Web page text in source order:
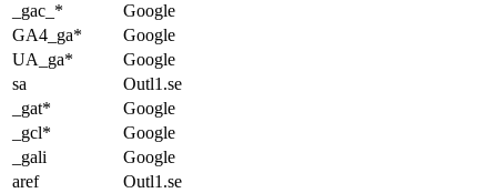
_gac_*
Google
GA4_ga*
Google
UA_ga*
Google
sa
Outl1.se
_gat*
Google
_gcl*
Google
_gali
Google
aref
Outl1.se